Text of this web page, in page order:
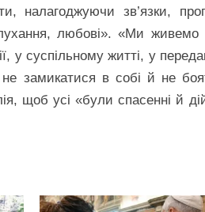
налагоджуючи зв’язки,
любові». «Ми живемо
у суспільному житті, у
не замикатися в собі й не
щоб усі «були спасенні й